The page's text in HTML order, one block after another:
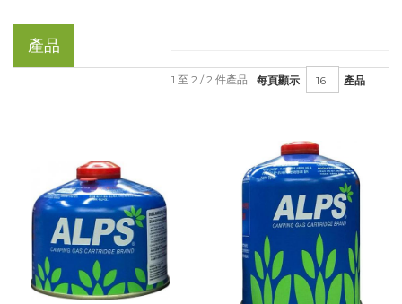
產品
每頁顯示 產品
1 至 2 / 2 件產品